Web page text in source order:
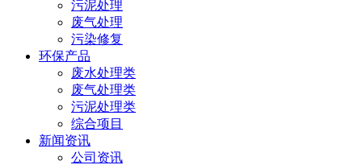
污泥处理
废气处理
污染修复
环保产品
废水处理类
废气处理类
污泥处理类
综合项目
新闻资讯
公司资讯